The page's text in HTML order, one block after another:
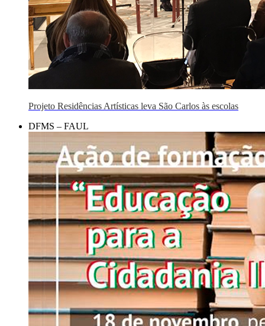
Projeto Residências Artísticas leva São Carlos às escolas
DFMS – FAUL